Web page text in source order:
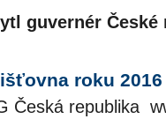
guvernér
roku
Česká republika